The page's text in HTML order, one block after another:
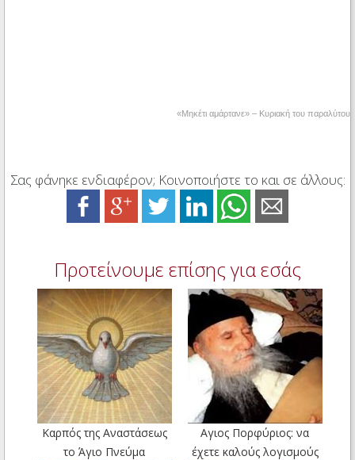
«Μηκέτι αμάρτανε» – Κυριακή του παραλύτου
Σας φάνηκε ενδιαφέρον; Κοινοποιήστε το και σε άλλους:
Προτείνουμε επίσης για εσάς
Καρπός της Αναστάσεως
το Άγιο Πνεύμα
Αγιος Πορφύριος: να
έχετε καλούς λογισμούς